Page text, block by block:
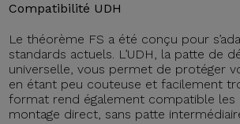
Compatibilité UDH
Le théorème FS a été conçu pour
standards actuels. L’UDH, la patte de
universelle, vous permet de protéger
en étant peu couteuse et facilement
format rend également compatible les
montage direct, sans patte